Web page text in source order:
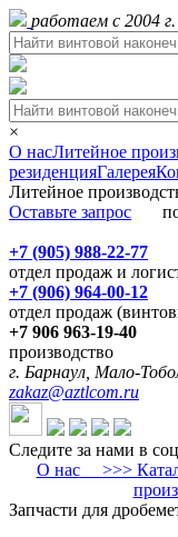
работаем с 2004 г.
×
О насЛитейное
резиденцияГалерея
Литейное
Оставьте запрос
+7 (905) 988-22-77
отдел продаж и
+7 (906) 964-00-12
отдел продаж
+7 906 963-19-40
производство
г. Барнаул, Мало-
zakaz@aztlcom.ru
Следите за нами в
О нас>>>
Запчасти для